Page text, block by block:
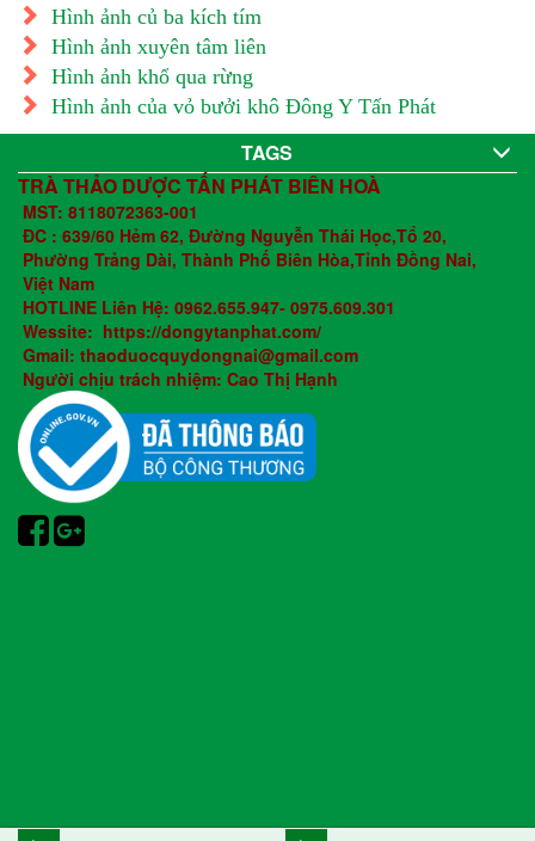
Hình ảnh củ ba kích tím
Hình ảnh xuyên tâm liên
Hình ảnh khổ qua rừng
Hình ảnh của vỏ bưởi khô Đông Y Tấn Phát
TAGS
TRÀ THẢO DƯỢC TẤN PHÁT BIÊN HOÀ
MST: 8118072363-001
ĐC : 639/60 Hẻm 62, Đường Nguyễn Thái Học,Tổ 20,
Phường Trảng Dài, Thành Phố Biên Hòa,Tỉnh Đồng Nai,
Việt Nam
HOTLINE Liên Hệ: 0962.655.947- 0975.609.301
Wessite: https://dongytanphat.com/
Gmail: thaoduocquydongnai@gmail.com
Người chịu trách nhiệm: Cao Thị Hạnh